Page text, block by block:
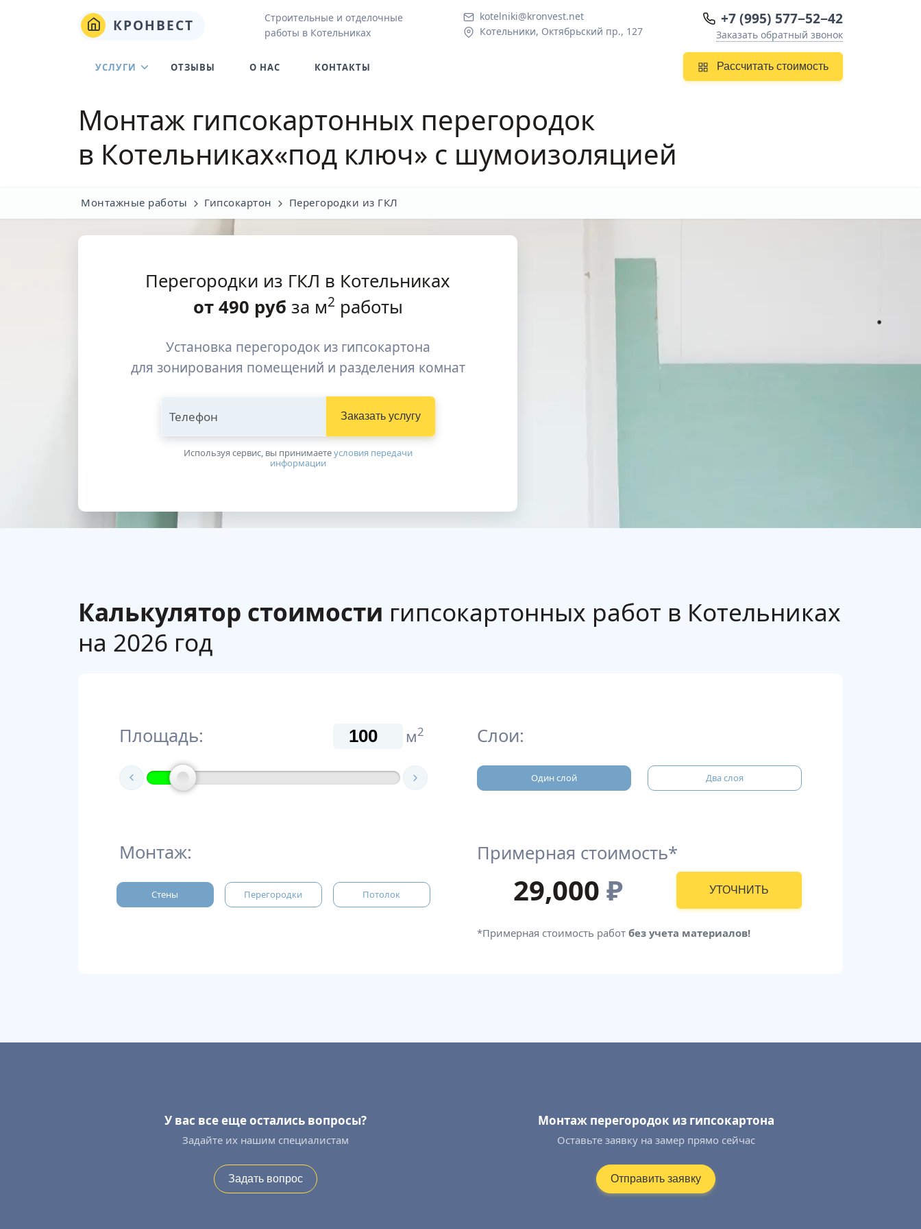
КРОНВЕСТ
Строительные и отделочные
работы в Котельниках
kotelniki@kronvest.net
Котельники, Октябрьский пр., 127
+7 (995) 577−52−42
Заказать обратный звонок
Рассчитать стоимость
УСЛУГИ ОТЗЫВЫ О НАС КОНТАКТЫ
Монтаж гипсокартонных перегородок
в Котельниках«под ключ» с шумоизоляцией
Монтажные работы Гипсокартон Перегородки из ГКЛ
Перегородки из ГКЛ в Котельниках
от 490 руб за м2 работы
Установка перегородок из гипсокартона
для зонирования помещений и разделения комнат
Телефон Заказать услугу
Используя сервис, вы принимаетeусловия передачи
информации
Калькулятор стоимости гипсокартонных работ в Котельниках
на 2026 год
Площадь: м2
Монтаж:
Стены Перегородки Потолок
Слои:
Один слой Два слоя
Примерная стоимость*
29,000 ₽ УТОЧНИТЬ
*Примерная стоимость работ без учета материалов!
У вас все еще остались вопросы?
Задайте их нашим специалистам
Задать вопрос
Монтаж перегородок из гипсокартона
Оставьте заявку на замер прямо сейчас
Отправить заявку